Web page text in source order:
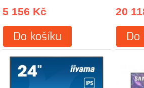
5 156 Kč
Do košíku
20
Do